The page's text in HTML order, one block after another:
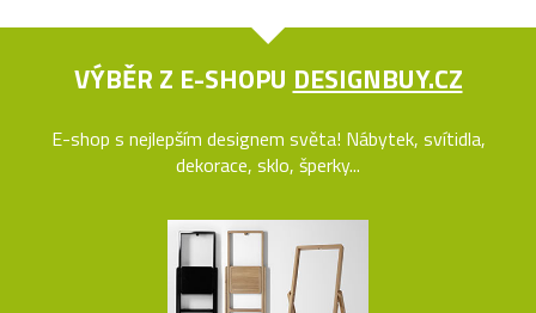
VÝBĚR Z E-SHOPU DESIGNBUY.CZ
E-shop s nejlepším designem světa! Nábytek, svítidla,
dekorace, sklo, šperky...